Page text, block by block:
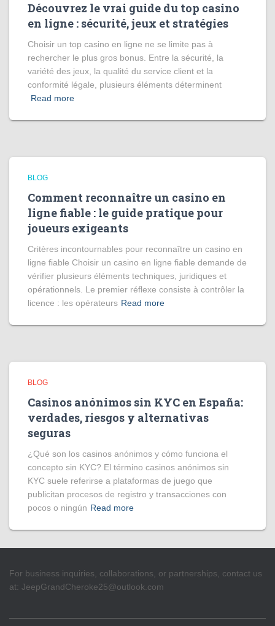
Découvrez le vrai guide du top casino
en ligne : sécurité, jeux et stratégies
Choisir un top casino en ligne ne se limite pas à
rechercher le plus gros bonus. Entre la sécurité, la
variété des jeux, la qualité du service client et la
conformité légale, plusieurs éléments déterminent
Read more
BLOG
Comment reconnaître un casino en
ligne fiable : le guide pratique pour
joueurs exigeants
Critères incontournables pour reconnaître un casino en
ligne fiable Choisir un casino en ligne fiable demande de
vérifier plusieurs éléments techniques, juridiques et
opérationnels. Le premier réflexe consiste à contrôler la
licence : les opérateurs Read more
BLOG
Casinos anónimos sin KYC en España:
verdades, riesgos y alternativas
seguras
¿Qué son los casinos anónimos y cómo funciona el
concepto sin KYC? El término casinos anónimos sin
KYC suele referirse a plataformas de juego que
publicitan procesos de registro y transacciones con
pocos o ningún Read more
For business inquiries, collaborations, or partnerships, contact us
at: JeepGrandCheroke25@outlook.com